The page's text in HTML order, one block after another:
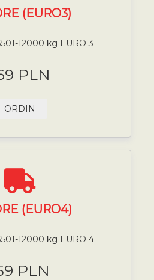
(EURO3)
12000 kg EURO 3
PLN
ORDIN
(EURO4)
12000 kg EURO 4
PLN